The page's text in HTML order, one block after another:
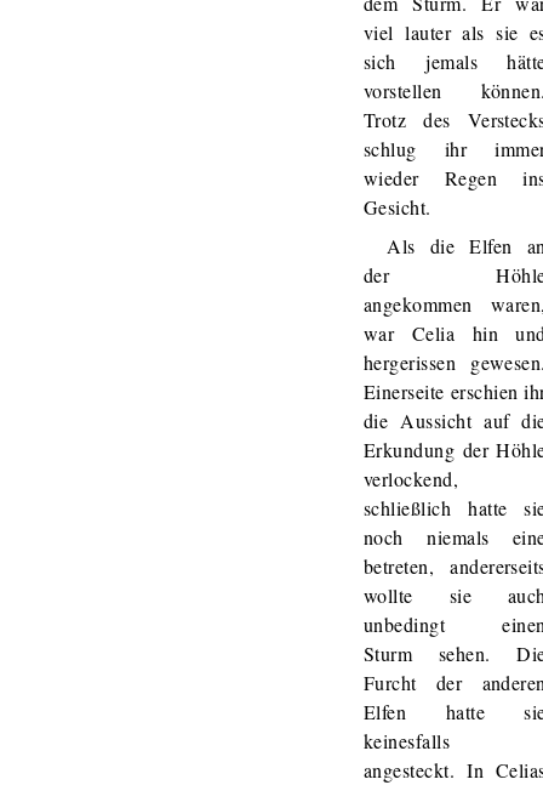
viel lauter als sie
sich jemals
vorstellen
Trotz des
schlug ihr
wieder Regen
Gesicht.
Als die Elfen
der
angekommen
war Celia hin
hergerissen
Einerseite erschien
die Aussicht auf
Erkundung der
verlockend,
schließlich hatte
noch niemals
betreten,
wollte sie
unbedingt
Sturm sehen.
Furcht der
Elfen hatte
keinesfalls
angesteckt. In